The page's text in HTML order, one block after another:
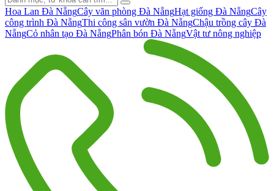
Hoa Lan Đà NẵngCây văn phòng Đà NẵngHạt giống Đà NẵngCây
công trình Đà NẵngThi công sân vườn Đà NẵngChậu trồng cây Đà
NẵngCỏ nhân tạo Đà NẵngPhân bón Đà NẵngVật tư nông nghiệp